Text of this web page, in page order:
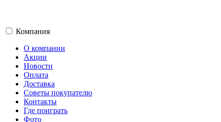
Компания
О компании
Акции
Новости
Оплата
Доставка
Советы покупателю
Контакты
Где поиграть
Фото